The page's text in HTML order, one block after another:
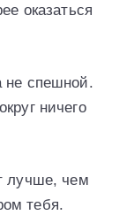
оказаться
не спешной.
ничего
лучше, чем
тебя.